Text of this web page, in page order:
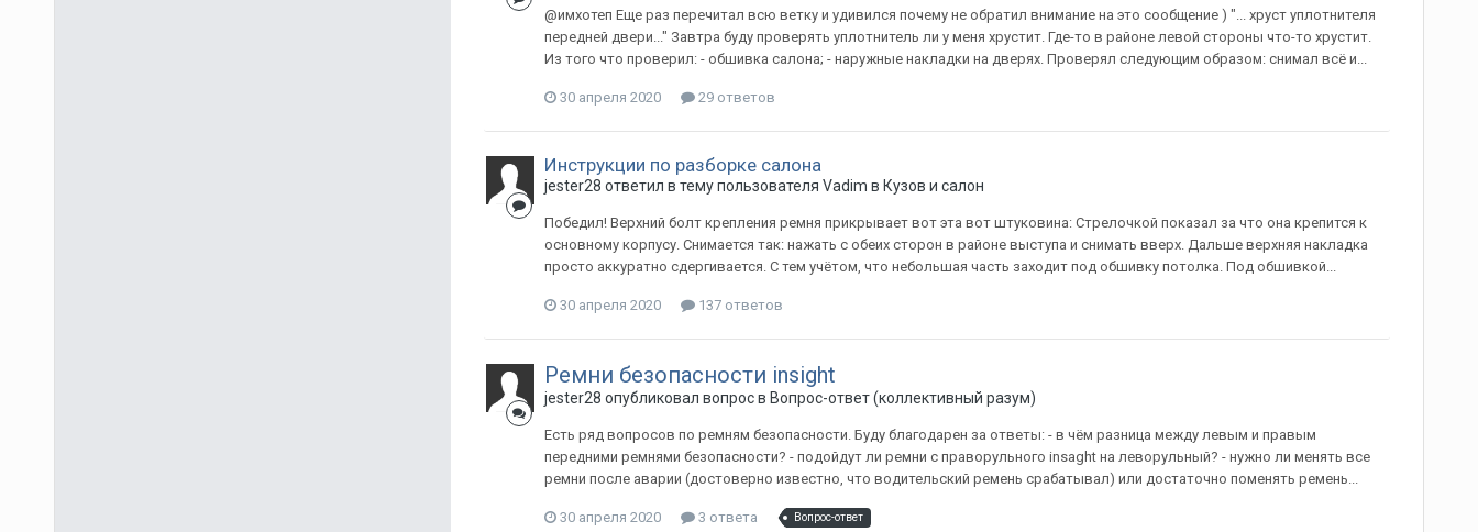
@имхотеп Еще раз перечитал всю ветку и удивился почему не обратил внимание на это сообщение ) "... хруст уплотнителя
передней двери..." Завтра буду проверять уплотнитель ли у меня хрустит. Где-то в районе левой стороны что-то хрустит.
Из того что проверил: - обшивка салона; - наружные накладки на дверях. Проверял следующим образом: снимал всё и...
30 апреля 2020 29 ответов
Инструкции по разборке салона
jester28 ответил в тему пользователя Vadim в Кузов и салон
Победил! Верхний болт крепления ремня прикрывает вот эта вот штуковина: Стрелочкой показал за что она крепится к
основному корпусу. Снимается так: нажать с обеих сторон в районе выступа и снимать вверх. Дальше верхняя накладка
просто аккуратно сдергивается. С тем учётом, что небольшая часть заходит под обшивку потолка. Под обшивкой...
30 апреля 2020 137 ответов
Ремни безопасности insight
jester28 опубликовал вопрос в Вопрос-ответ (коллективный разум)
Есть ряд вопросов по ремням безопасности. Буду благодарен за ответы: - в чём разница между левым и правым
передними ремнями безопасности? - подойдут ли ремни с праворульного insaght на леворульный? - нужно ли менять все
ремни после аварии (достоверно известно, что водительский ремень срабатывал) или достаточно поменять ремень...
30 апреля 2020 3 ответа Вопрос-ответ